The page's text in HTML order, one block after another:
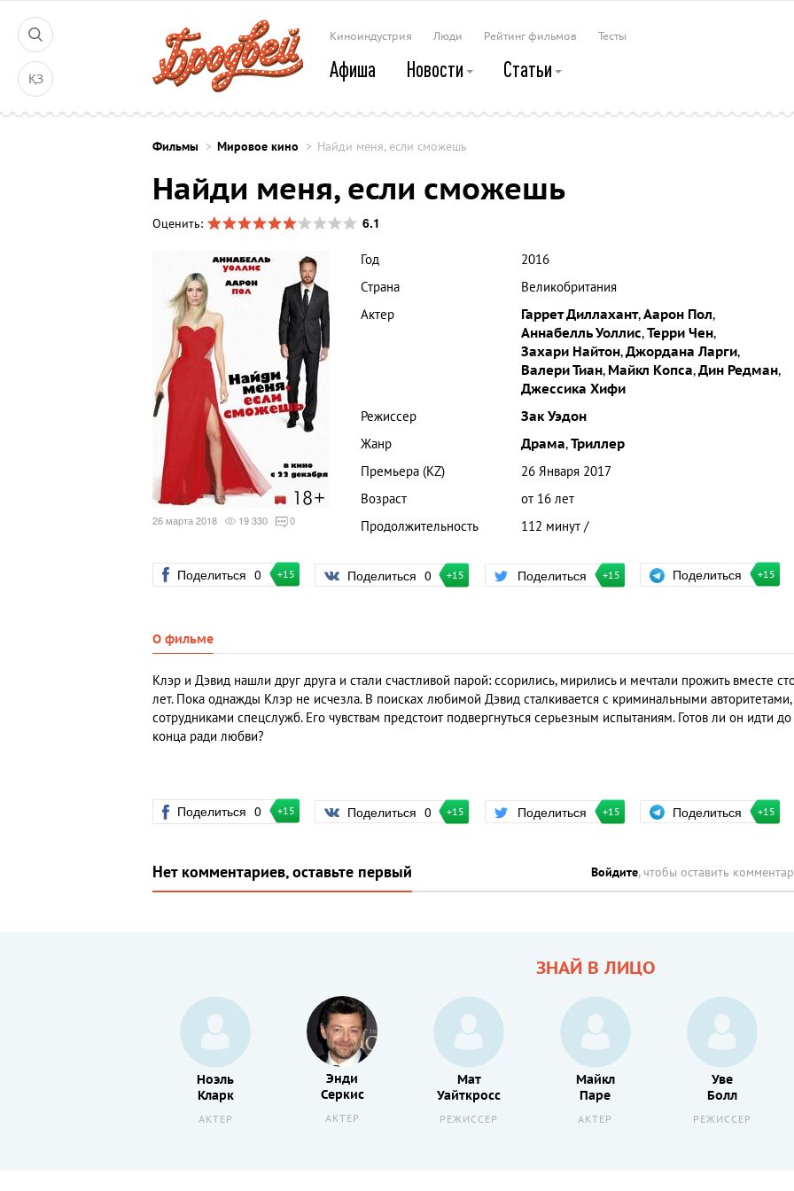
ҚЗ
Киноиндустрия Люди Рейтинг фильмов Тесты
Афиша Новости Статьи
Фильмы Мировое кино Найди меня, если сможешь
Найди меня, если сможешь
Оценить: 6.1
26 марта 2018 19 330 0
Год
2016
Страна
Великобритания
Актер
Гаррет Диллахант,Аарон Пол,
Аннабелль Уоллис,Терри Чен,
Захари Найтон,Джордана Ларги,
Валери Тиан, Майкл Копса,Дин Редман,
Джессика Хифи
Режиссер
Зак Уэдон
Жанр
Драма,Триллер
Премьера (KZ)
26 Января 2017
Возраст
от 16 лет
Продолжительность
112 минут /
Поделиться 0 +15 Поделиться 0 +15 Поделиться +15 Поделиться +15
О фильме
Клэр и Дэвид нашли друг друга и стали счастливой парой: ссорились, мирились и мечтали прожить вместе
лет. Пока однажды Клэр не исчезла. В поисках любимой Дэвид сталкивается с криминальными авторитетами,
сотрудниками спецслужб. Его чувствам предстоит подвергнуться серьезным испытаниям. Готов ли он идти до
конца ради любви?
Поделиться 0 +15 Поделиться 0 +15 Поделиться +15 Поделиться +15
Нет комментариев, оставьте первый Войдите, чтобы оставить
ЗНАЙ В ЛИЦО
Ноэль
Кларк
АКТЕР
Энди
Серкис
АКТЕР
Мат
Уайткросс
РЕЖИССЕР
Майкл
Паре
АКТЕР
Уве
Болл
РЕЖИССЕР